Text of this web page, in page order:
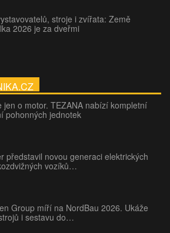
stroje i zvířata: Země
2026 je za dveřmi
jen o motor. TEZANA nabízí kompletní
pohonných jednotek
představil novou generaci elektrických
vozíků…
Group míří na NordBau 2026. Ukáže
i sestavu do…